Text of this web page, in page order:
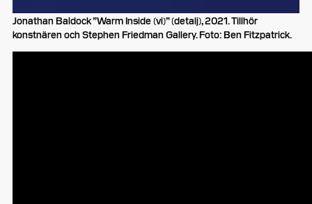
Jonathan Baldock ”Warm Inside (vi)” (detalj), 2021. Tillhör
konstnären och Stephen Friedman Gallery. Foto: Ben Fitzpatrick.